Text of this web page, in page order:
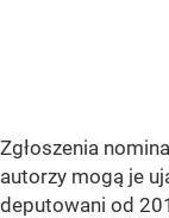
Zgłoszenia
autorzy mogą je
deputowani od